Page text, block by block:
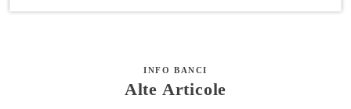
INFO BANCI
Alte Articole